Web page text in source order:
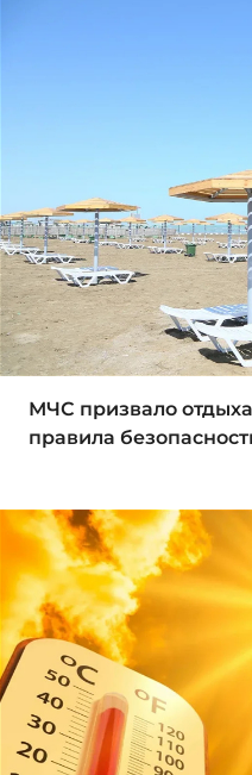
МЧС призвало
правила